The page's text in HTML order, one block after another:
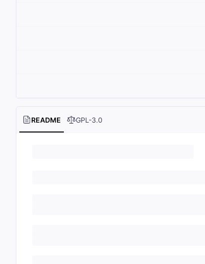
README GPL-3.0